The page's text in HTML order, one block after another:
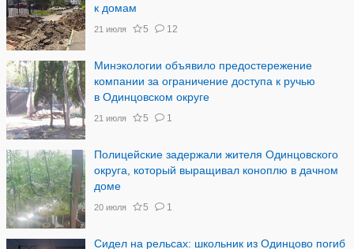
к домам
21 июля 5 12
Минэкологии объявило предостережение
компании за ограничение доступа к ручью
в Одинцовском округе
21 июля 5 1
Полицейские задержали жителя Одинцовского
округа, который выращивал коноплю в дачном
доме
20 июля 5 1
Сидел на рельсах: школьник из Одинцово погиб